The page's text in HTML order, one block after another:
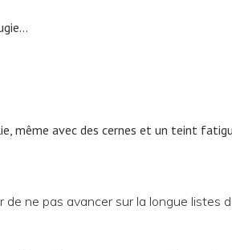
même avec des cernes et un teint
ne pas avancer sur la longue listes